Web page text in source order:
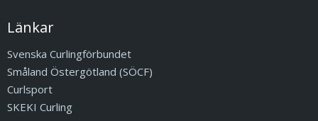
Länkar
Svenska Curlingförbundet
Småland Östergötland (SÖCF)
Curlsport
SKEKI Curling